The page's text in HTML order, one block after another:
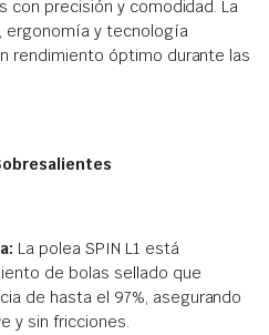
con precisión y comodidad. La
ergonomía y tecnología
rendimiento óptimo durante las
La polea SPIN L1 está
de bolas sellado que
de hasta el 97%, asegurando
y sin fricciones.